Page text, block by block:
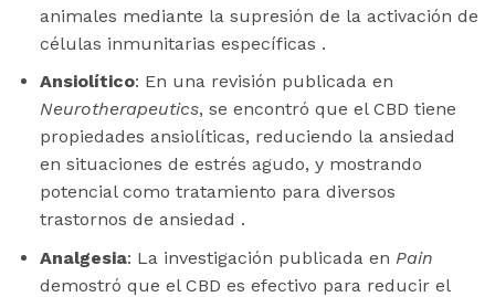
animales mediante la supresión de la activación de
células inmunitarias específicas .
Ansiolítico: En una revisión publicada en
Neurotherapeutics, se encontró que el CBD tiene
propiedades ansiolíticas, reduciendo la ansiedad
en situaciones de estrés agudo, y mostrando
potencial como tratamiento para diversos
trastornos de ansiedad .
Analgesia: La investigación publicada en Pain
demostró que el CBD es efectivo para reducir el